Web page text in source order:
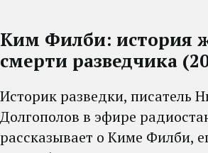
Ким Филби: история
смерти разведчика
Историк разведки, писатель
Долгополов в эфире
рассказывает о Киме Филби,